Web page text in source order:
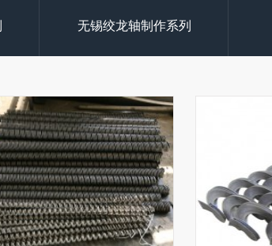
无锡绞龙轴制作系列